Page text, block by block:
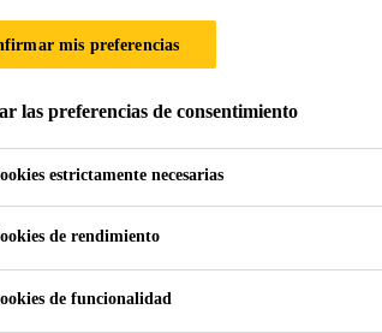
de puerta compuestos
mis preferencias
las preferencias de consentimiento
estrictamente necesarias
de rendimiento
de funcionalidad